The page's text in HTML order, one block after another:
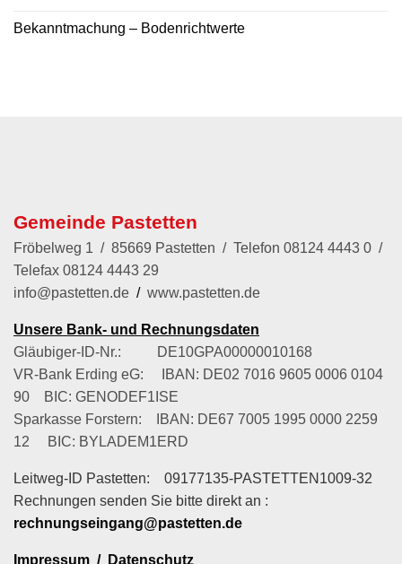
Bekanntmachung – Bodenrichtwerte
Gemeinde Pastetten
Fröbelweg 1 / 85669 Pastetten / Telefon 08124 4443 0 /
Telefax 08124 4443 29
info@pastetten.de / www.pastetten.de
Unsere Bank- und Rechnungsdaten
Gläubiger-ID-Nr.: DE10GPA00000010168
VR-Bank Erding eG: IBAN: DE02 7016 9605 0006 0104
90 BIC: GENODEF1ISE
Sparkasse Forstern: IBAN: DE67 7005 1995 0000 2259
12 BIC: BYLADEM1ERD
Leitweg-ID Pastetten: 09177135-PASTETTEN1009-32
Rechnungen senden Sie bitte direkt an :
rechnungseingang@pastetten.de
Impressum / Datenschutz